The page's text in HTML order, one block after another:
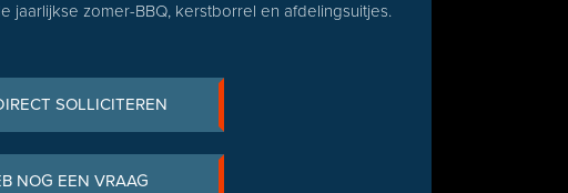
jaarlijkse zomer-BBQ, kerstborrel en afdelingsuitjes.
SOLLICITEREN
NOG EEN VRAAG